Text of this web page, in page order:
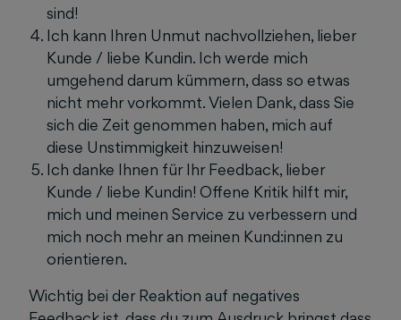
sind!
Ich kann Ihren Unmut nachvollziehen, lieber
Kunde / liebe Kundin. Ich werde mich
umgehend darum kümmern, dass so etwas
nicht mehr vorkommt. Vielen Dank, dass Sie
sich die Zeit genommen haben, mich auf
diese Unstimmigkeit hinzuweisen!
Ich danke Ihnen für Ihr Feedback, lieber
Kunde / liebe Kundin! Offene Kritik hilft mir,
mich und meinen Service zu verbessern und
mich noch mehr an meinen Kund:innen zu
orientieren.
Wichtig bei der Reaktion auf negatives